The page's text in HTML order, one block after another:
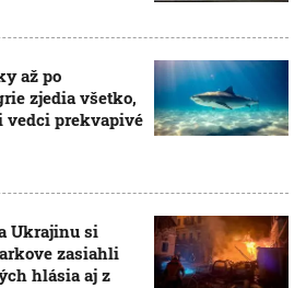
až po
zjedia všetko,
vedci prekvapivé
Ukrajinu si
zasiahli
hlásia aj z